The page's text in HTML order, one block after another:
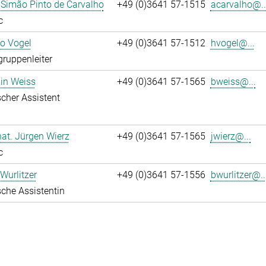
Pinto de Carvalho
+49 (0)3641 57-1515
Vogel
+49 (0)3641 57-1512 hvogel@...
Weiss
Assistent
+49 (0)3641 57-1565 bweiss@...
Jürgen Wierz
+49 (0)3641 57-1565 jwierz@...
Assistentin
+49 (0)3641 57-1556